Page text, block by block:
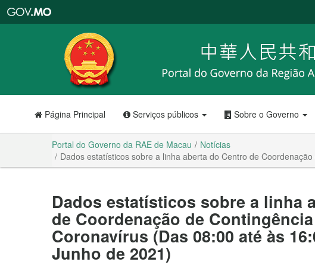
RAE
de
Macau
Página Principal Serviços públicos Sobre o Governo
Portal do Governo da RAE de Macau
Notícias
Dados estatísticos sobre a linha aberta do Centro de
Dados estatísticos sobre a linha
de Coordenação de
Coronavírus (Das 08:00 até às
Junho de 2021)